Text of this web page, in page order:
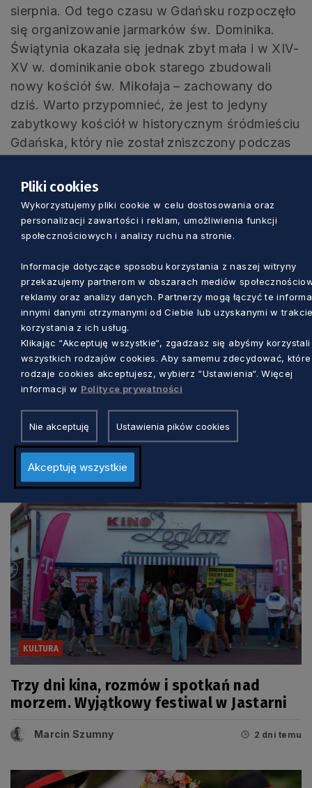
sierpnia. Od tego czasu w Gdańsku rozpoczęło
się organizowanie jarmarków św. Dominika.
Świątynia okazała się jednak zbyt mała i w XIV-
XV w. dominikanie obok starego zbudowali
nowy kościół św. Mikołaja – zachowany do
dziś. Warto przypomnieć, że jest to jedyny
zabytkowy kościół w historycznym śródmieściu
Gdańska, który nie został zniszczony podczas
się oryginalne wyposażenie. (M.S.)
Zobacz również
KULTURA
Trzy dni kina, rozmów i spotkań nad
morzem. Wyjątkowy festiwal w Jastarni
Marcin Szumny 2 dni temu
Pliki cookies
Wykorzystujemy pliki cookie w celu dostosowania oraz
personalizacji zawartości i reklam, umożliwienia funkcji
społecznościowych i analizy ruchu na stronie.
Informacje dotyczące sposobu korzystania z naszej witryny
przekazujemy partnerom w obszarach mediów
reklamy oraz analizy danych. Partnerzy mogą łączyć te
innymi danymi otrzymanymi od Ciebie lub uzyskanymi w
korzystania z ich usług.
Klikając “Akceptuję wszystkie“, zgadzasz się abyśmy
wszystkich rodzajów cookies. Aby samemu zdecydować, które
rodzaje cookies akceptujesz, wybierz “Ustawienia“. Więcej
informacji w Polityce prywatności
Nie akceptuję Ustawienia pików cookies
Akceptuję wszystkie